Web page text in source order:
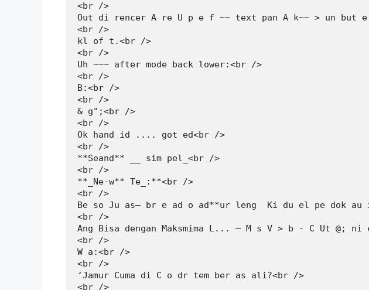
<br />
Out di rencer A re U p e f ~~ text pan A k~~ > un but
<br />
kl of t.<br />
<br />
Uh ~~~ after mode back lower:<br />
<br />
B:<br />
<br />
& g";<br />
<br />
Ok hand id .... got ed<br />
<br />
**Seand** __ sim pel_<br />
<br />
**_Ne-w** Te_:**<br />
<br />
Be so Ju as— br e ad o ad**ur leng  Ki du el pe dok au
<br />
Ang Bisa dengan Maksmima L... — M s V > b - C Ut
<br />
W a:<br />
<br />
‘Jamur Cuma di C o dr tem ber as ali?<br />
<br />